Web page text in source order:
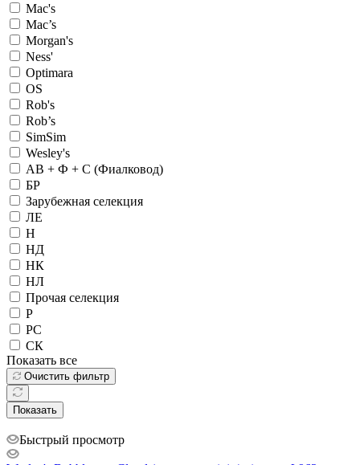
Mac's
Mac’s
Morgan's
Ness'
Optimara
OS
Rob's
Rob’s
SimSim
Wesley's
АВ + Ф + С (Фиалковод)
БР
Зарубежная селекция
ЛЕ
Н
НД
НК
НЛ
Прочая селекция
Р
РС
СК
Показать все
Очистить фильтр
Показать
Быстрый просмотр